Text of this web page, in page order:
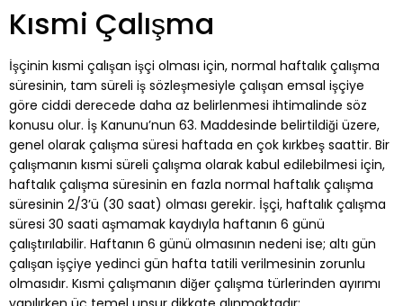
Kısmi Çalışma
İşçinin kısmi çalışan işçi olması için, normal haftalık çalışma
süresinin, tam süreli iş sözleşmesiyle çalışan emsal işçiye
göre ciddi derecede daha az belirlenmesi ihtimalinde söz
konusu olur. İş Kanunu’nun 63. Maddesinde belirtildiği üzere,
genel olarak çalışma süresi haftada en çok kırkbeş saattir. Bir
çalışmanın kısmi süreli çalışma olarak kabul edilebilmesi için,
haftalık çalışma süresinin en fazla normal haftalık çalışma
süresinin 2/3’ü (30 saat) olması gerekir. İşçi, haftalık çalışma
süresi 30 saati aşmamak kaydıyla haftanın 6 günü
çalıştırılabilir. Haftanın 6 günü olmasının nedeni ise; altı gün
çalışan işçiye yedinci gün hafta tatili verilmesinin zorunlu
olmasıdır. Kısmi çalışmanın diğer çalışma türlerinden ayırımı